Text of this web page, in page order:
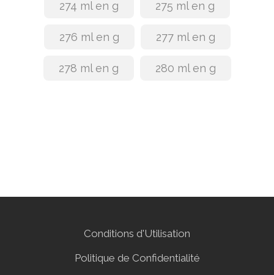
274 ml en g 275 ml en g
276 ml en g 277 ml en g
278 ml en g 280 ml en g
Conditions d'Utilisation
Politique de Confidentialité